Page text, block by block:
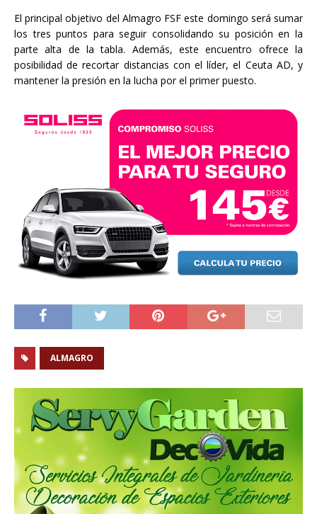
El principal objetivo del Almagro FSF este domingo será sumar
los tres puntos para seguir consolidando su posición en la
parte alta de la tabla. Además, este encuentro ofrece la
posibilidad de recortar distancias con el líder, el Ceuta AD, y
mantener la presión en la lucha por el primer puesto.
ALMAGRO